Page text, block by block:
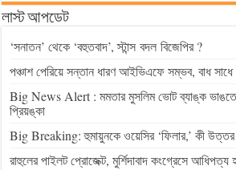
লাস্ট আপডেট
‘সনাতন’ থেকে ‘বহুতবাদ’, স্টান্স বদল বিজেপির ?
পঞ্চাশ পেরিয়ে সন্তান ধারণ আইভিএফে সম্ভব, বাধ
Big News Alert : মমতার মুসলিম ভোট ব্যাঙ্ক
প্রিয়ঙ্কা
Big Breaking: হুমায়ুনকে ওয়েসির ‘ফিলার,’ কী উত্তর
রাহুলের পাইলট প্রোজেক্ট, মুর্শিদাবাদ কংগ্রেসে আধিপত্য